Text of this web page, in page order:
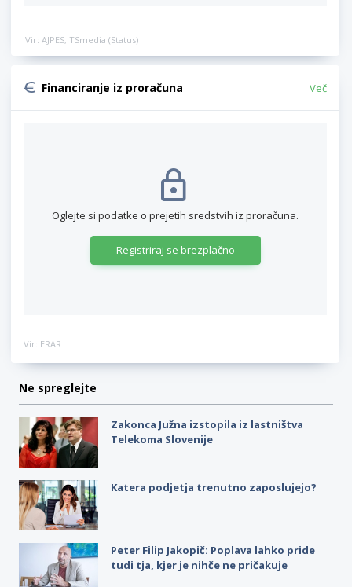
Vir: AJPES, TSmedia (Status)
Financiranje iz proračuna Več
Oglejte si podatke o prejetih sredstvih iz proračuna.
Registriraj se brezplačno
Vir: ERAR
Ne spreglejte
Zakonca Južna izstopila iz lastništva
Telekoma Slovenije
Katera podjetja trenutno zaposlujejo?
Peter Filip Jakopič: Poplava lahko pride
tudi tja, kjer je nihče ne pričakuje